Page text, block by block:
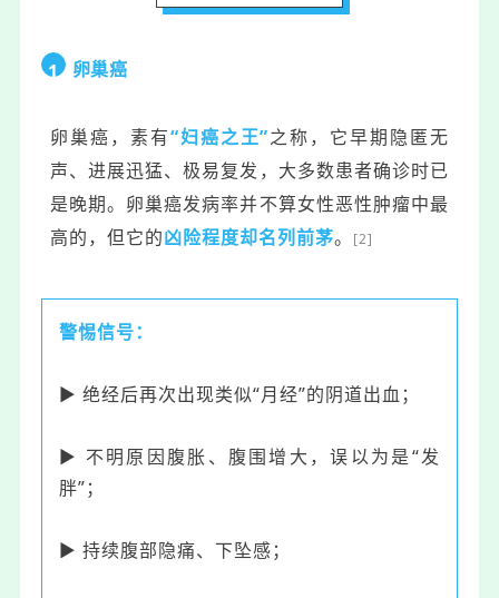
1 卵巢癌
卵巢癌，素有“妇癌之王”之称，它早期隐匿无
声、进展迅猛、极易复发，大多数患者确诊时已
是晚期。卵巢癌发病率并不算女性恶性肿瘤中最
高的，但它的凶险程度却名列前茅。 [2]
警惕信号：
▶ 绝经后再次出现类似“月经”的阴道出血；
▶ 不明原因腹胀、腹围增大，误以为是“发
胖”；
▶ 持续腹部隐痛、下坠感；